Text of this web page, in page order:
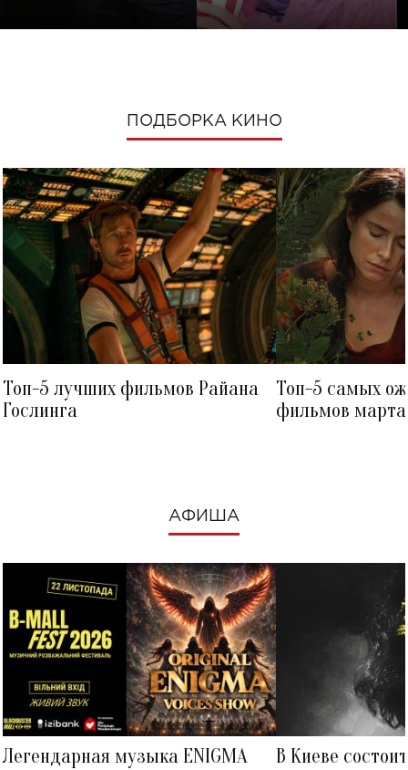
ПОДБОРКА КИНО
Топ-5 лучших фильмов Райана
Гослинга
Топ-5 самых
фильмов
АФИША
Легендарная музыка ENIGMA
В Киеве